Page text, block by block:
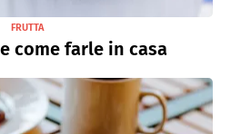
FRUTTA
come farle in casa